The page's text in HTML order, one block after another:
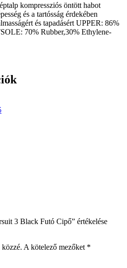
kompressziós öntött habot
és a tartósság érdekében
és tapadásért UPPER: 86%
70% Rubber,30% Ethylene-
3 Black Futó Cipő” értékelése
A kötelező mezőket *